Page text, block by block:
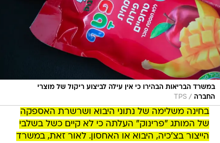
במשרד הבריאות הבהירו כי אין עילה לביצוע ריקול של מוצרי
החברה /
TPS
בחינה משלימה של נתוני היבוא ושרשרת האספקה
של המותג "פרינוק" העלתה כי לא קיים כשל בשלבי
הייצור בצ'כיה, היבוא או האחסון. לאור זאת, במשרד